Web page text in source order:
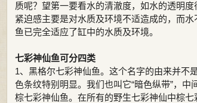
质呢？望第一要看水的清澈度，如水的透明
紧迫感主要是对水质及环境不适造成的，而
鱼已完全适应了缸中的水质及环境。
七彩神仙鱼可分四类
1、黑格尔七彩神仙鱼。这个名字的由来并不
色条纹特别明显。我们也叫它“暗色纵带”
棕七彩神仙鱼。在所有的野生七彩神仙中棕